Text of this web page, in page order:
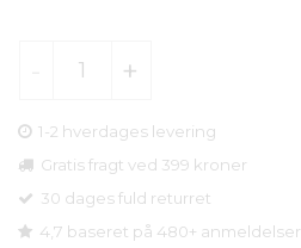
1-2 hverdages levering
Gratis fragt ved 399 kroner
30 dages fuld returret
4,7 baseret på 480+ anmeldelser